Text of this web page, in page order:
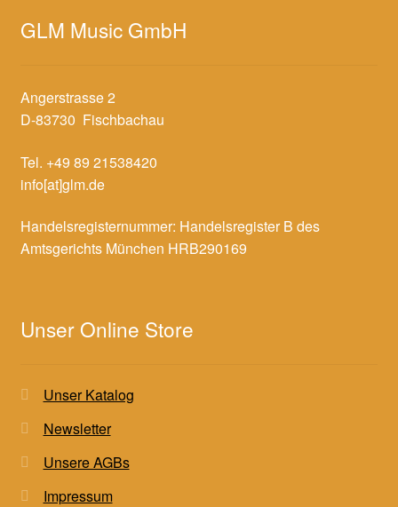
GLM Music GmbH
Angerstrasse 2
D-83730 Fischbachau
Tel. +49 89 21538420
info[at]glm.de
Handelsregisternummer: Handelsregister B des
Amtsgerichts München HRB290169
Unser Online Store
Unser Katalog
Newsletter
Unsere AGBs
Impressum